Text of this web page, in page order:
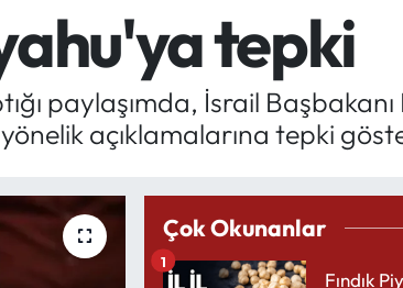
BİST100
13.799 %70 tepki
paylaşımda, İsrail
açıklamalarına tepki
Çok Okunanlar
Fındık
1